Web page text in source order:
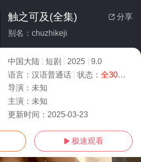
 分享
触之可及(全集)
别名：chuzhikeji
中国大陆 短剧 2025
9.0
语言： 汉语普通话 状态： 全30集
导演： 未知
主演： 未知
更新时间： 2025-03-23
 极速观看